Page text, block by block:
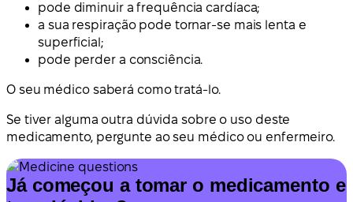
pode diminuir a frequência cardíaca;
a sua respiração pode tornar-se mais lenta e
superficial;
pode perder a consciência.
O seu médico saberá como tratá-lo.
Se tiver alguma outra dúvida sobre o uso deste
medicamento, pergunte ao seu médico ou enfermeiro.
Já começou a tomar o medicamento e